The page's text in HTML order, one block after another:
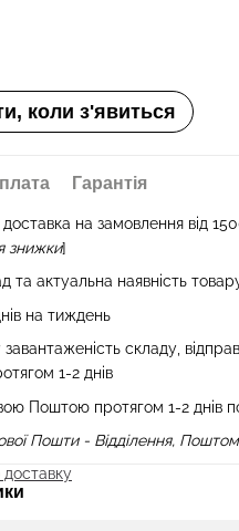
коли з'явиться
Гарантія
на замовлення від
знижки]
та актуальна наявність
на тиждень
складу,
1-2 днів
Поштою протягом 1-2 днів
Пошти - Відділення,